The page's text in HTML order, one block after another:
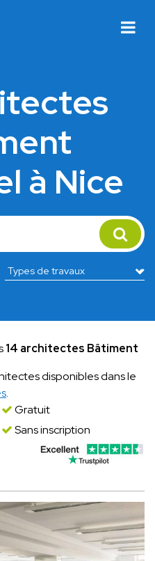
à Nice
14 architectes Bâtiment
disponibles dans le
.
Gratuit
Sans inscription